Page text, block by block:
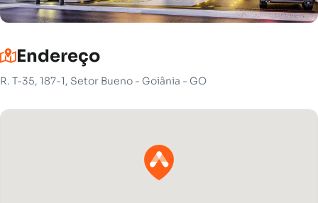
Endereço
R. T-35, 187-1, Setor Bueno - Goiânia - GO